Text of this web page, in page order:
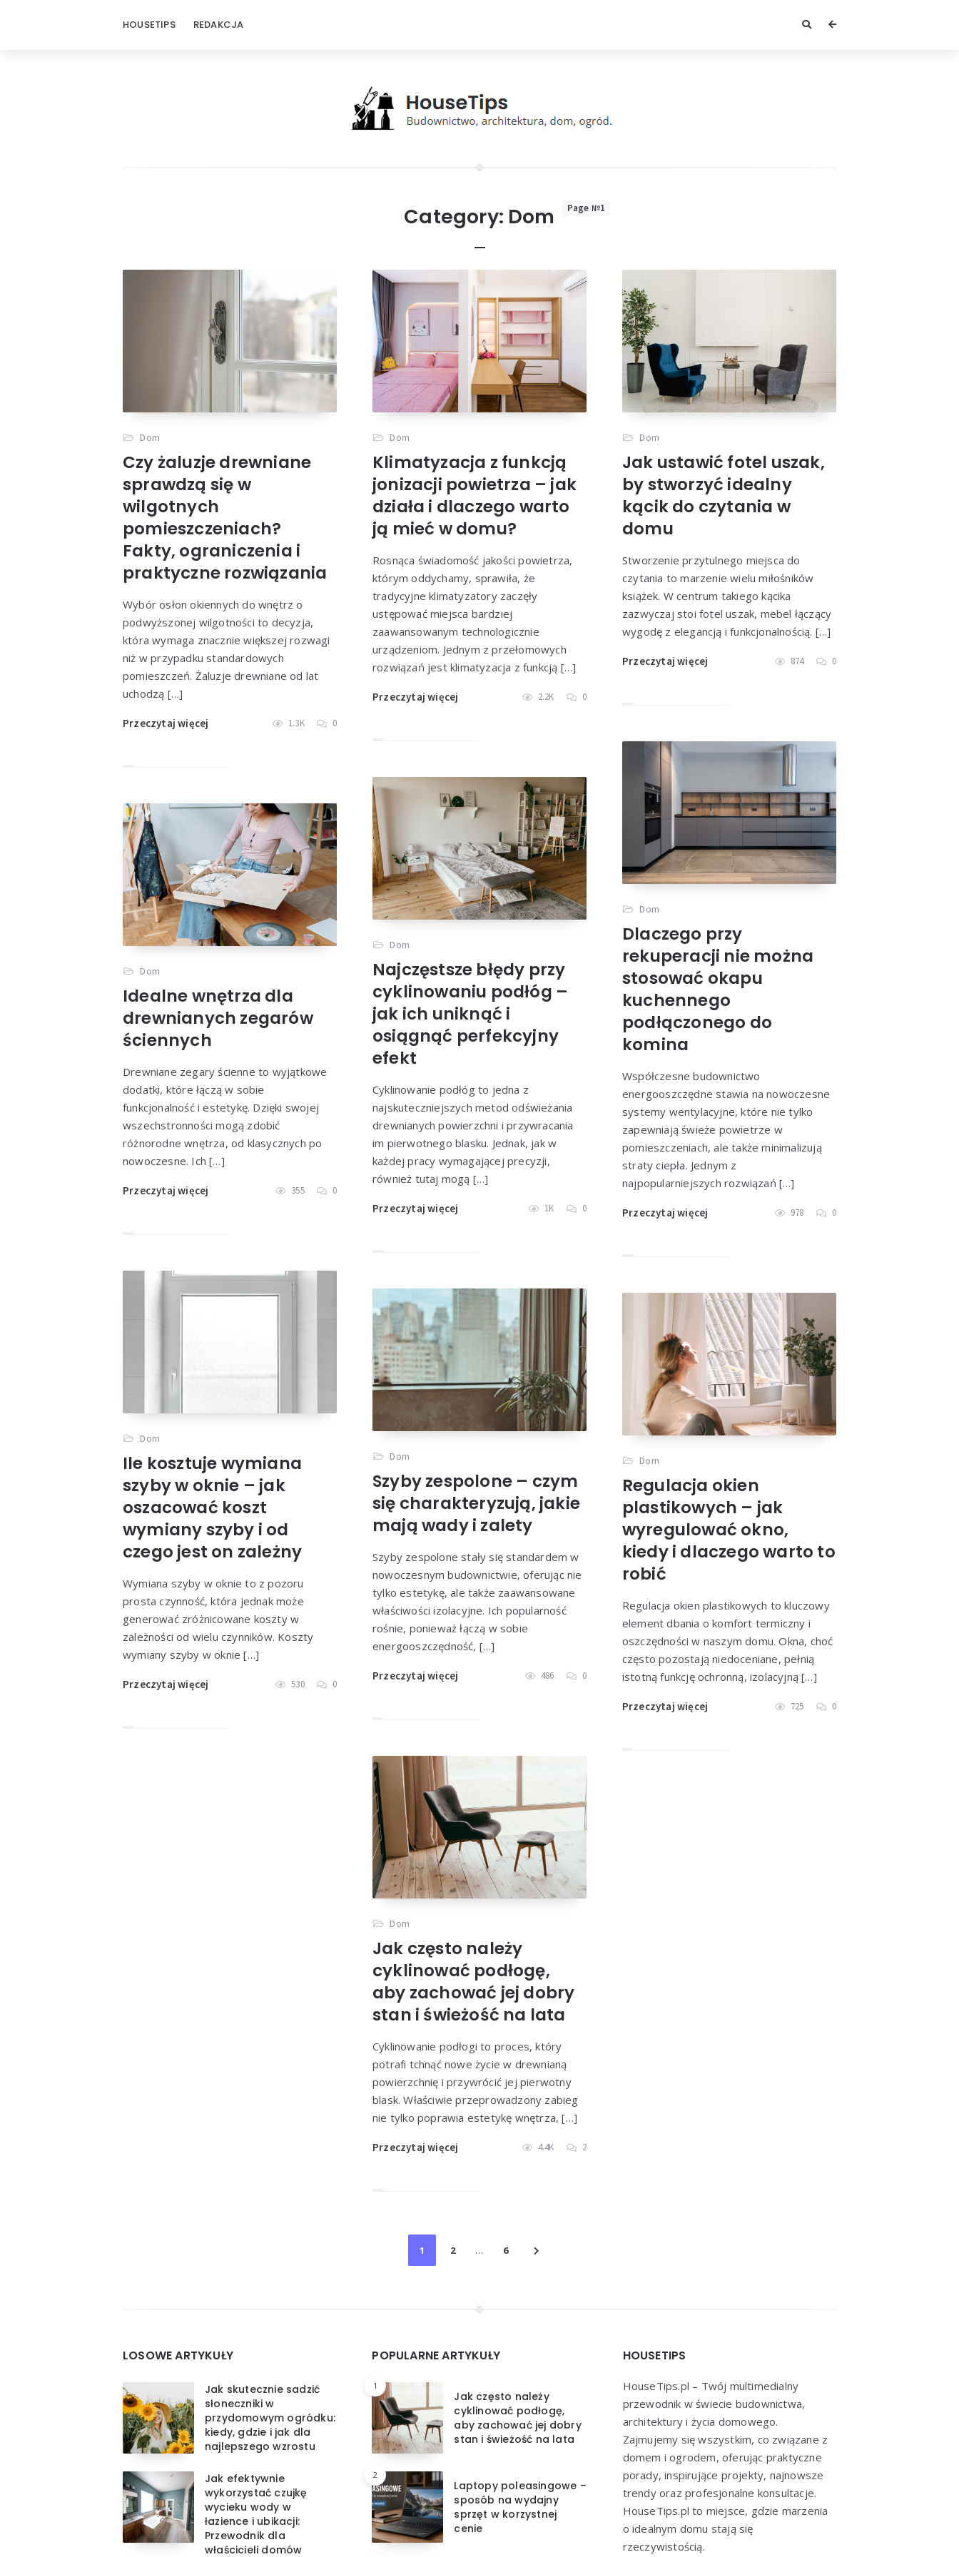
HOUSETIPS REDAKCJA
Category: Dom Page №1
Dom
Czy żaluzje drewniane
sprawdzą się w
wilgotnych
pomieszczeniach?
Fakty, ograniczenia i
praktyczne rozwiązania
Wybór osłon okiennych do wnętrz o
podwyższonej wilgotności to decyzja,
która wymaga znacznie większej rozwagi
niż w przypadku standardowych
pomieszczeń. Żaluzje drewniane od lat
uchodzą […]
Przeczytaj więcej 1.3K 0
Dom
Klimatyzacja z funkcją
jonizacji powietrza – jak
działa i dlaczego warto
ją mieć w domu?
Rosnąca świadomość jakości powietrza,
którym oddychamy, sprawiła, że
tradycyjne klimatyzatory zaczęły
ustępować miejsca bardziej
zaawansowanym technologicznie
urządzeniom. Jednym z przełomowych
rozwiązań jest klimatyzacja z funkcją […]
Przeczytaj więcej 2.2K 0
Dom
Jak ustawić fotel uszak,
by stworzyć idealny
kącik do czytania w
domu
Stworzenie przytulnego miejsca do
czytania to marzenie wielu miłośników
książek. W centrum takiego kącika
zazwyczaj stoi fotel uszak, mebel łączący
wygodę z elegancją i funkcjonalnością. […]
Przeczytaj więcej 874 0
Dom
Dlaczego przy
rekuperacji nie można
stosować okapu
kuchennego
podłączonego do
komina
Współczesne budownictwo
energooszczędne stawia na nowoczesne
systemy wentylacyjne, które nie tylko
zapewniają świeże powietrze w
pomieszczeniach, ale także minimalizują
straty ciepła. Jednym z
najpopularniejszych rozwiązań […]
Przeczytaj więcej 978 0
Dom
Najczęstsze błędy przy
cyklinowaniu podłóg –
jak ich uniknąć i
osiągnąć perfekcyjny
efekt
Cyklinowanie podłóg to jedna z
najskuteczniejszych metod odświeżania
drewnianych powierzchni i przywracania
im pierwotnego blasku. Jednak, jak w
każdej pracy wymagającej precyzji,
również tutaj mogą […]
Przeczytaj więcej 1K 0
Dom
Idealne wnętrza dla
drewnianych zegarów
ściennych
Drewniane zegary ścienne to wyjątkowe
dodatki, które łączą w sobie
funkcjonalność i estetykę. Dzięki swojej
wszechstronności mogą zdobić
różnorodne wnętrza, od klasycznych po
nowoczesne. Ich […]
Przeczytaj więcej 355 0
Dom
Ile kosztuje wymiana
szyby w oknie – jak
oszacować koszt
wymiany szyby i od
czego jest on zależny
Wymiana szyby w oknie to z pozoru
prosta czynność, która jednak może
generować zróżnicowane koszty w
zależności od wielu czynników. Koszty
wymiany szyby w oknie […]
Przeczytaj więcej 530 0
Dom
Szyby zespolone – czym
się charakteryzują, jakie
mają wady i zalety
Szyby zespolone stały się standardem w
nowoczesnym budownictwie, oferując nie
tylko estetykę, ale także zaawansowane
właściwości izolacyjne. Ich popularność
rośnie, ponieważ łączą w sobie
energooszczędność, […]
Przeczytaj więcej 486 0
Dom
Regulacja okien
plastikowych – jak
wyregulować okno,
kiedy i dlaczego warto to
robić
Regulacja okien plastikowych to kluczowy
element dbania o komfort termiczny i
oszczędności w naszym domu. Okna, choć
często pozostają niedoceniane, pełnią
istotną funkcję ochronną, izolacyjną […]
Przeczytaj więcej 725 0
Dom
Jak często należy
cyklinować podłogę,
aby zachować jej dobry
stan i świeżość na lata
Cyklinowanie podłogi to proces, który
potrafi tchnąć nowe życie w drewnianą
powierzchnię i przywrócić jej pierwotny
blask. Właściwie przeprowadzony zabieg
nie tylko poprawia estetykę wnętrza, […]
Przeczytaj więcej 4.4K 2
1 2 … 6
LOSOWE ARTYKUŁY
Jak skutecznie sadzić
słoneczniki w
przydomowym ogródku:
kiedy, gdzie i jak dla
najlepszego wzrostu
Jak efektywnie
wykorzystać czujkę
wycieku wody w
łazience i ubikacji:
Przewodnik dla
właścicieli domów
POPULARNE ARTYKUŁY
1
Jak często należy
cyklinować podłogę,
aby zachować jej dobry
stan i świeżość na lata
2
Laptopy poleasingowe –
sposób na wydajny
sprzęt w korzystnej
cenie
HOUSETIPS
HouseTips.pl – Twój multimedialny
przewodnik w świecie budownictwa,
architektury i życia domowego.
Zajmujemy się wszystkim, co związane z
domem i ogrodem, oferując praktyczne
porady, inspirujące projekty, najnowsze
trendy oraz profesjonalne konsultacje.
HouseTips.pl to miejsce, gdzie marzenia
o idealnym domu stają się
rzeczywistością.